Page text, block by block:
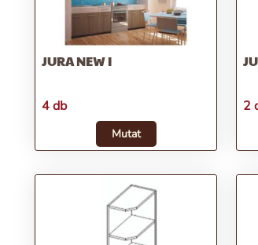
JURA NEW I
4 db
Mutat
2